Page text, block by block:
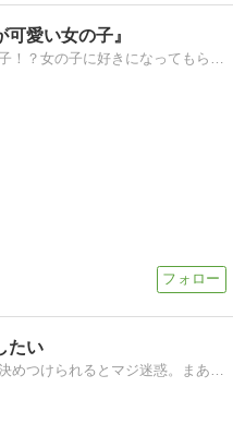
愛い女の子』
女子なのに好きになるのは女の子！？女の子に好きになってもらうには…やっぱ笑顔っしょ。。。ってことで、精一杯、女と笑顔を磨いてくあやめのブログ！
たい
腐女子だからといって喪女とか決めつけられるとマジ迷惑。まあ、確かに喪女だが。